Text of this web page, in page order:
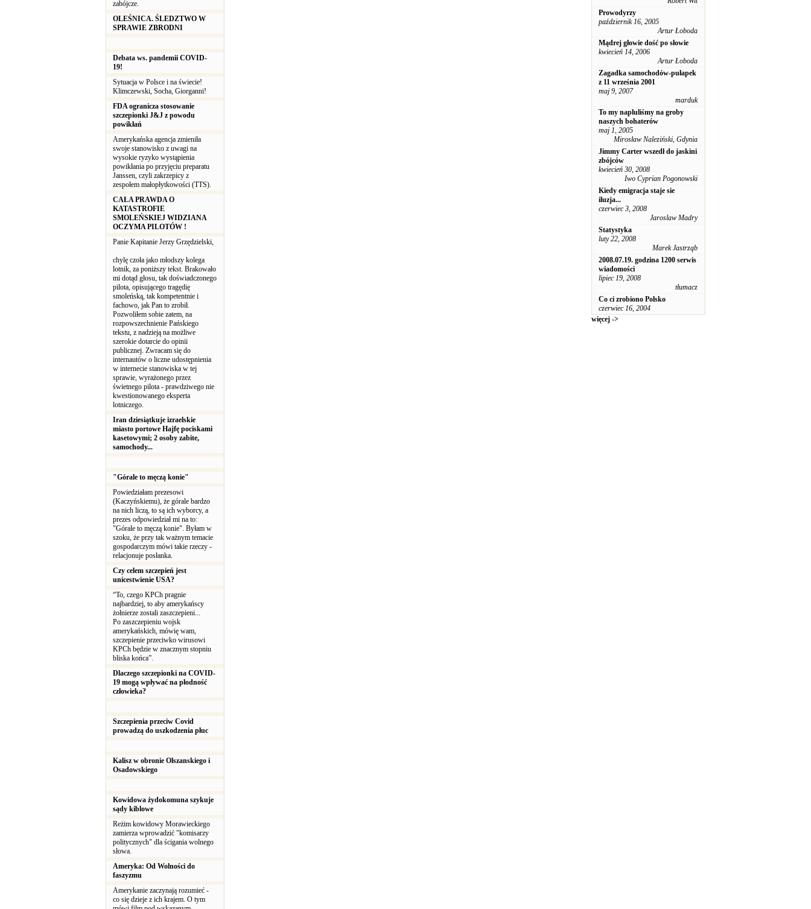
zabójcze.
OLEŚNICA. ŚLEDZTWO W
SPRAWIE ZBRODNI
Debata ws. pandemii COVID-
19!
Sytuacja w Polsce i na świecie!
Klimczewski, Socha, Giorganni!
FDA ogranicza stosowanie
szczepionki J&J z powodu
powikłań
Amerykańska agencja zmieniła
swoje stanowisko z uwagi na
wysokie ryzyko wystąpienia
powikłania po przyjęciu preparatu
Janssen, czyli zakrzepicy z
zespołem małopłytkowości (TTS).
CAŁA PRAWDA O
KATASTROFIE
SMOLEŃSKIEJ WIDZIANA
OCZYMA PILOTÓW !
Panie Kapitanie Jerzy Grzędzielski,
chylę czoła jako młodszy kolega
lotnik, za poniższy tekst. Brakowało
mi dotąd głosu, tak doświadczonego
pilota, opisującego tragędię
smoleńską, tak kompetentnie i
fachowo, jak Pan to zrobił.
Pozwoliłem sobie zatem, na
rozpowszechnienie Pańskiego
tekstu, z nadzieją na możliwe
szerokie dotarcie do opinii
publicznej. Zwracam się do
internautów o liczne udostępnienia
w internecie stanowiska w tej
sprawie, wyrażonego przez
świetnego pilota - prawdziwego nie
kwestionowanego eksperta
lotniczego.
Iran dziesiątkuje izraelskie
miasto portowe Hajfę pociskami
kasetowymi; 2 osoby zabite,
samochody...
"Górale to męczą konie"
Powiedziałam prezesowi
(Kaczyńskiemu), że górale bardzo
na nich liczą, to są ich wyborcy, a
prezes odpowiedział mi na to:
"Górale to męczą konie". Byłam w
szoku, że przy tak ważnym temacie
gospodarczym mówi takie rzeczy -
relacjonuje posłanka.
Czy celem szczepień jest
unicestwienie USA?
“To, czego KPCh pragnie
najbardziej, to aby amerykańscy
żołnierze zostali zaszczepieni...
Po zaszczepieniu wojsk
amerykańskich, mówię wam,
szczepienie przeciwko wirusowi
KPCh będzie w znacznym stopniu
bliska końca”.
Dlaczego szczepionki na COVID-
19 mogą wpływać na płodność
człowieka?
Szczepienia przeciw Covid
prowadzą do uszkodzenia płuc
Kalisz w obronie Olszanskiego i
Osadowskiego
Kowidowa żydokomuna szykuje
sądy kiblowe
Reżim kowidowy Morawieckiego
zamierza wprowadzić "komisarzy
politycznych" dla ścigania wolnego
słowa.
Ameryka: Od Wolności do
faszyzmu
Amerykanie zaczynają rozumieć -
co się dzieje z ich krajem. O tym
Prowodyrzy
październik 16, 2005
Artur Łoboda
Mądrej głowie dość po słowie
kwiecień 14, 2006
Artur Łoboda
Zagadka samochodów-pułapek
z 11 września 2001
maj 9, 2007
marduk
To my napluliśmy na groby
naszych bohaterów
maj 1, 2005
Mirosław Naleziński, Gdynia
Jimmy Carter wszedł do jaskini
zbójców
kwiecień 30, 2008
Iwo Cyprian Pogonowski
Kiedy emigracja staje sie
iluzja...
czerwiec 3, 2008
Jaroslaw Madry
Statystyka
luty 22, 2008
Marek Jastrząb
2008.07.19. godzina 1200 serwis
wiadomości
lipiec 19, 2008
tłumacz
Co ci zrobiono Polsko
czerwiec 16, 2004
więcej ->